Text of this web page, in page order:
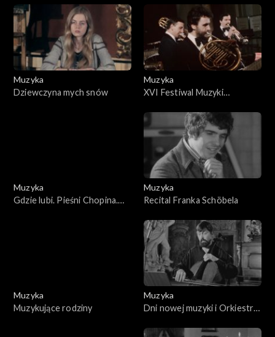
Muzyka
Dziewczyna mych snów
Muzyka
XVI Festiwal Muzyki
Muzyka
Gdzie lubi. Pieśni Chopina.
Muzyka
Recital Franka Schöbela
Muzyka
Muzykujące rodziny
Muzyka
Dni nowej muzyki i Orkiestra